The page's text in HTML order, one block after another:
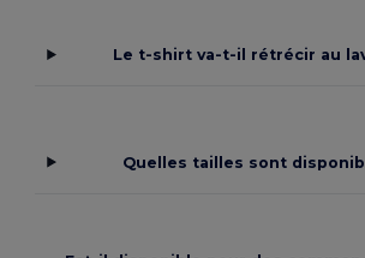
Le t-shirt va-t-il rétrécir au
Quelles tailles sont